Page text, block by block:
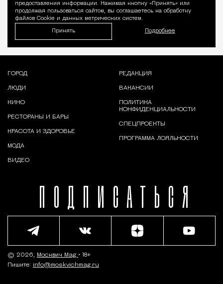
предоставления информации. Нажимая кнопку «Принять» или
продолжая пользоваться сайтом, вы соглашаетесь на обработку
файлов Cookie и данных метрических систем.
Принять Подробнее
ПОДПИСАТЬСЯ
ГОРОД
ЛЮДИ
КИНО
РЕСТОРАНЫ И БАРЫ
КРАСОТА И ЗДОРОВЬЕ
МОДА
ВИДЕО
РЕДАКЦИЯ
ВАКАНСИИ
ПОЛИТИКА
КОНФИДЕНЦИАЛЬНОСТИ
СПЕЦПРОЕКТЫ
ПРОГРАММА ЛОЯЛЬНОСТИ
© 2026, Москвич Mag • 18+
Пишите: info@moskvichmag.ru